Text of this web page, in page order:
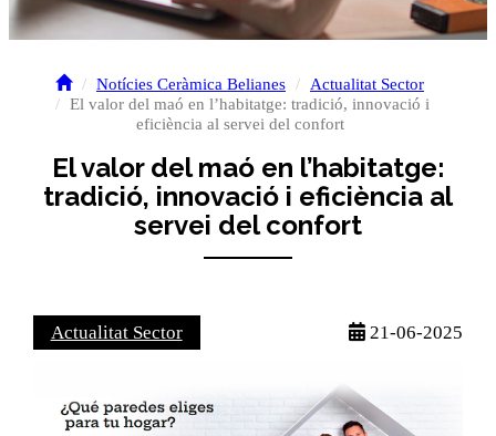
Notícies Ceràmica Belianes
Actualitat Sector
El valor del maó en l’habitatge: tradició, innovació i
eficiència al servei del confort
El valor del maó en l’habitatge:
tradició, innovació i eficiència al
servei del confort
Actualitat Sector 21-06-2025